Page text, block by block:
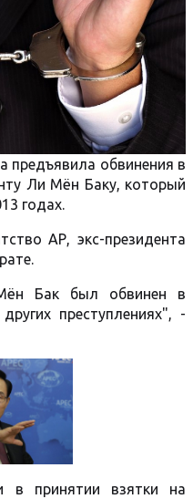
предъявила обвинения в
Ли Мён Баку, который
годах.
АР, экс-президента
Бак был обвинен в
преступлениях", -
в принятии взятки на